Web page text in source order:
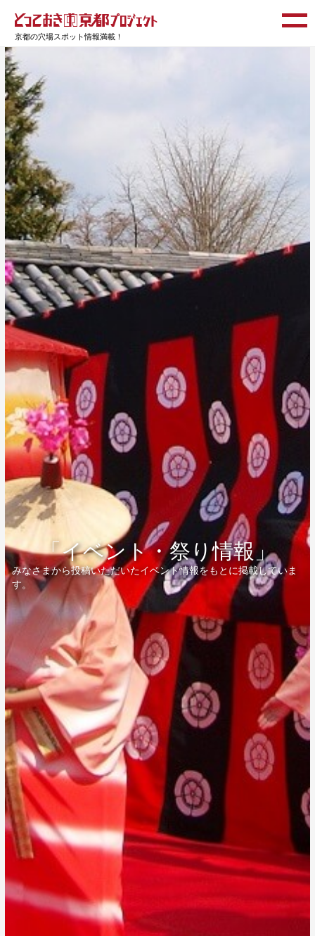
京都の穴場スポット情報満載！
「イベント・祭り情報」
みなさまから投稿いただいたイベント情報をもとに掲載していま
す。